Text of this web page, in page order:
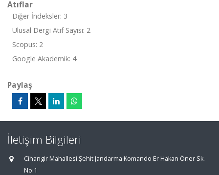
Atıflar
Diğer İndeksler: 3
Ulusal Dergi Atıf Sayısı: 2
Scopus: 2
Google Akademik: 4
Paylaş
İletişim Bilgileri
Cihangir Mahallesi Şehit Jandarma Komando Er Hakan Öner Sk.
No:1